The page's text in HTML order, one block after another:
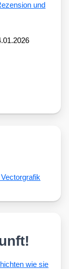
und
wie sie